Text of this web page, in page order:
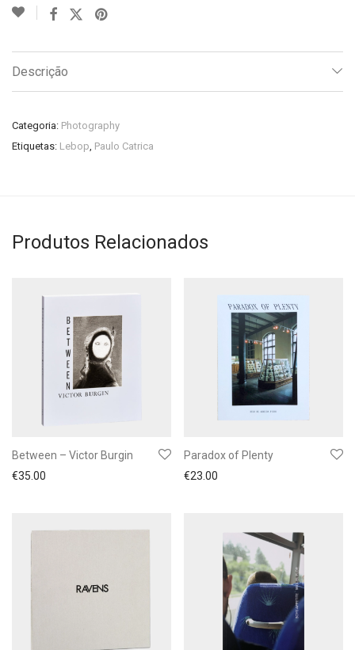
Descrição
Categoria: Photography
Etiquetas: Lebop, Paulo Catrica
Produtos Relacionados
Between – Victor Burgin
€35.00
Paradox of Plenty
€23.00